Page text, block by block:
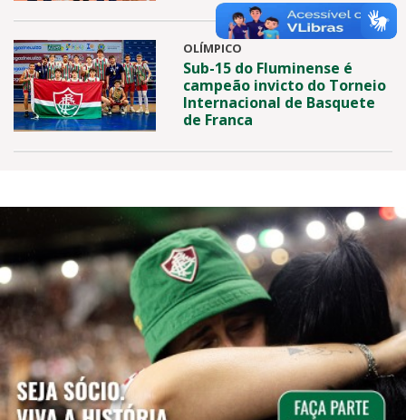
OLÍMPICO
Sub-15 do Fluminense é
campeão invicto do Torneio
Internacional de Basquete
de Franca